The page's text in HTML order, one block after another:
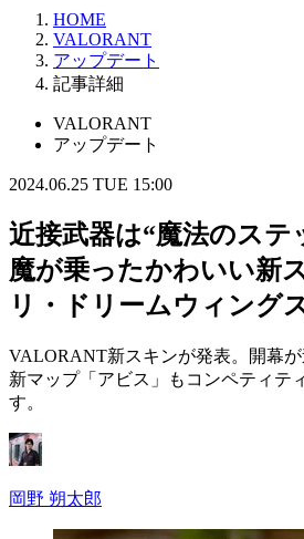
HOME
VALORANT
アップデート
記事詳細
VALORANT
アップデート
2024.06.25 TUE 15:00
近接武器は“魔法のス
魔が乗ったかわいい新
リ・ドリームウィング
VALORANT新スキンが発表。開幕が
新マップ「アビス」もコンペティテ
す。
岡野 朔太郎